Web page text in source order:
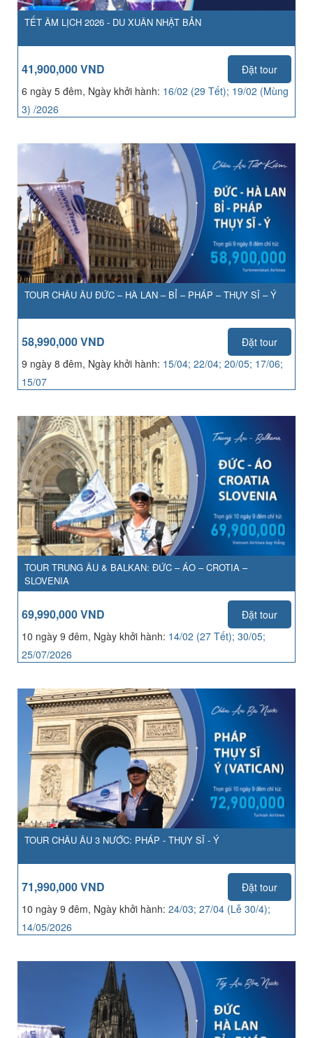
TẾT ÂM LỊCH 2026 - DU XUÂN NHẬT BẢN
41,900,000 VND
Đặt tour
6 ngày 5 đêm, Ngày khởi hành: 16/02 (29 Tết); 19/02 (Mùng
3) /2026
TOUR CHÂU ÂU ĐỨC – HÀ LAN – BỈ – PHÁP – THỤY SĨ – Ý
58,990,000 VND
Đặt tour
9 ngày 8 đêm, Ngày khởi hành: 15/04; 22/04; 20/05; 17/06;
15/07
TOUR TRUNG ÂU & BALKAN: ĐỨC – ÁO – CROTIA –
SLOVENIA
69,990,000 VND
Đặt tour
10 ngày 9 đêm, Ngày khởi hành: 14/02 (27 Tết); 30/05;
25/07/2026
TOUR CHÂU ÂU 3 NƯỚC: PHÁP - THỤY SĨ - Ý
71,990,000 VND
Đặt tour
10 ngày 9 đêm, Ngày khởi hành: 24/03; 27/04 (Lễ 30/4);
14/05/2026